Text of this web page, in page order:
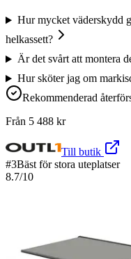
Hur mycket väderskydd
helkassett?
Är det svårt att montera
Hur sköter jag om
Rekommenderad
Från 5 488 kr
Till butik
#3Bäst för stora uteplatser
8.7/10